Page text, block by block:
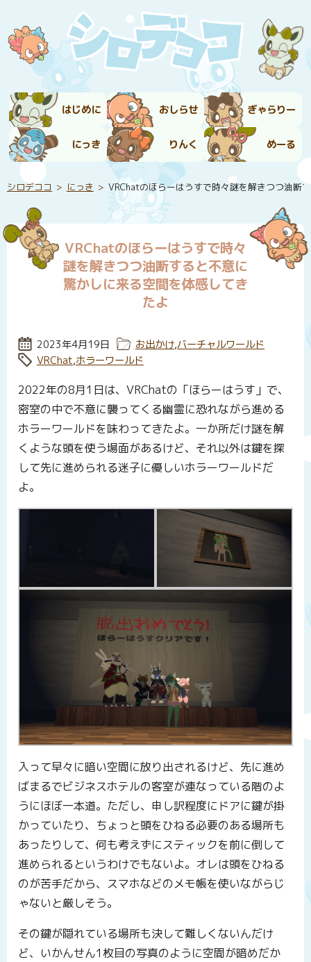
はじめに おしらせ ぎゃらりー
にっき りんく めーる
シロデココ にっき VRChatのほらーはうすで時々謎を解きつつ油断
VRChatのほらーはうすで時々
謎を解きつつ油断すると不意に
驚かしに来る空間を体感してき
たよ
投稿日:
2023年4月19日 カテゴリー:
お出かけ,バーチャルワールド
タグ:
VRChat,ホラーワールド
2022年の8月1日は、VRChatの「ほらーはうす」で、
密室の中で不意に襲ってくる幽霊に恐れながら進める
ホラーワールドを味わってきたよ。一か所だけ謎を解
くような頭を使う場面があるけど、それ以外は鍵を探
して先に進められる迷子に優しいホラーワールドだ
よ。
入って早々に暗い空間に放り出されるけど、先に進め
ばまるでビジネスホテルの客室が連なっている階のよ
うにほぼ一本道。ただし、申し訳程度にドアに鍵が掛
かっていたり、ちょっと頭をひねる必要のある場所も
あったりして、何も考えずにスティックを前に倒して
進められるというわけでもないよ。オレは頭をひねる
のが苦手だから、スマホなどのメモ帳を使いながらじ
ゃないと厳しそう。
その鍵が隠れている場所も決して難しくないんだけ
ど、いかんせん1枚目の写真のように空間が暗めだか